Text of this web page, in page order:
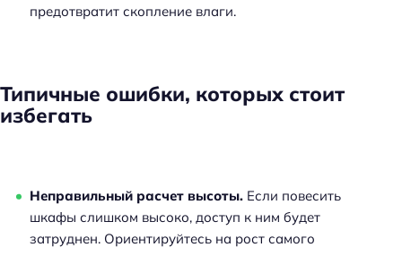
предотвратит скопление влаги.
Типичные ошибки, которых стоит
избегать
Неправильный расчет высоты. Если повесить
шкафы слишком высоко, доступ к ним будет
затруднен. Ориентируйтесь на рост самого